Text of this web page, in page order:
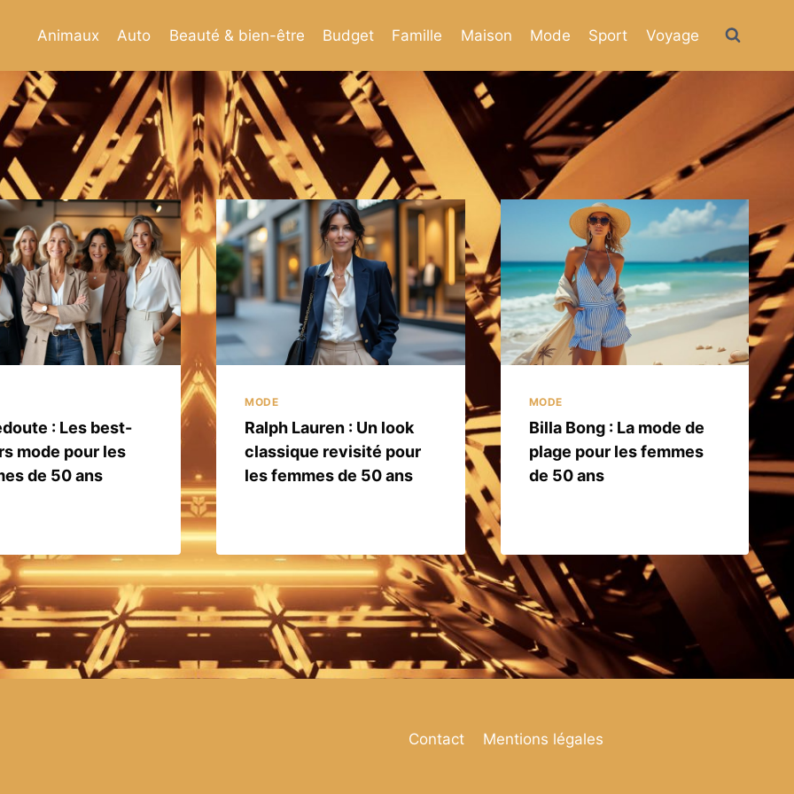
Animaux Auto Beauté & bien-être Budget Famille Maison Mode Sport Voyage
: Les best-
mode pour les
de 50 ans
MODE
Ralph Lauren : Un look
classique revisité pour
les femmes de 50 ans
MODE
Billa Bong : La mode de
plage pour les femmes
de 50 ans
Contact Mentions légales